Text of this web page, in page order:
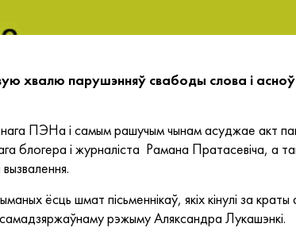
хвалю парушэнняў свабоды слова і
ПЭНа і самым рашучым чынам асуджае акт
блогера і журналіста Рамана Пратасевіча, а
ёсць шмат пісьменнікаў, якіх кінулі за краты
самадзяржаўнаму рэжыму Аляксандра Лукашэнкі.